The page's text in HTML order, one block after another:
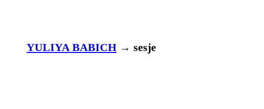
YULIYA BABICH → sesje